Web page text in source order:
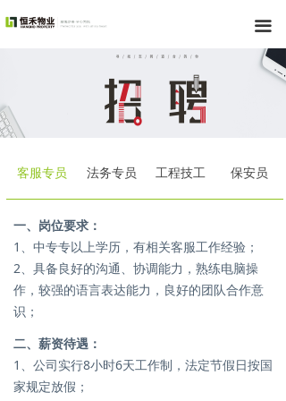
끀
客服专员 法务专员 工程技工 保安员
一、岗位要求：
1、中专专以上学历，有相关客服工作经验；
2、具备良好的沟通、协调能力，熟练电脑操
作，较强的语言表达能力，良好的团队合作意
识；
二、薪资待遇：
1、公司实行8小时6天工作制，法定节假日按国
家规定放假；